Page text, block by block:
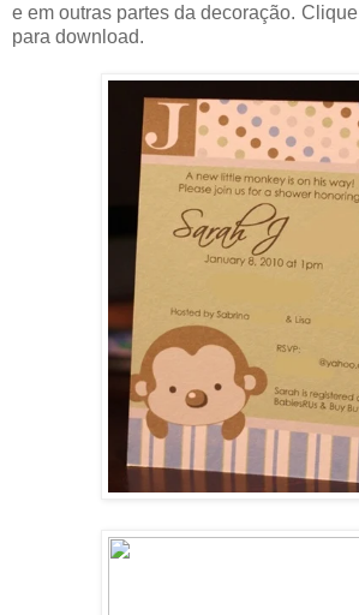
e em outras partes da decoração. Clique
para download.